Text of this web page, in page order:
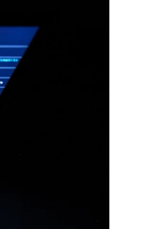
وإجراء
هذا التحول
يواجهون
في ظل
حيث يمكن